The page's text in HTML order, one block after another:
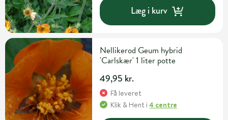
Læg i kurv
Nellikerod Geum hybrid
'Carlskær' 1 liter potte
49,95 kr.
Få leveret
Klik & Hent i4 centre